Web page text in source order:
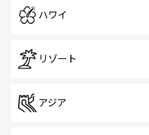
ハワイ
リゾート
アジア